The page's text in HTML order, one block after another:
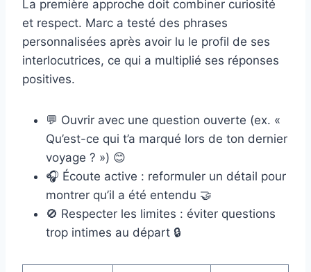
La première approche doit combiner curiosité
et respect. Marc a testé des phrases
personnalisées après avoir lu le profil de ses
interlocutrices, ce qui a multiplié ses réponses
positives.
💬 Ouvrir avec une question ouverte (ex. «
Qu’est-ce qui t’a marqué lors de ton dernier
voyage ? ») 😊
🎧 Écoute active : reformuler un détail pour
montrer qu’il a été entendu 🤝
🚫 Respecter les limites : éviter questions
trop intimes au départ 🔒